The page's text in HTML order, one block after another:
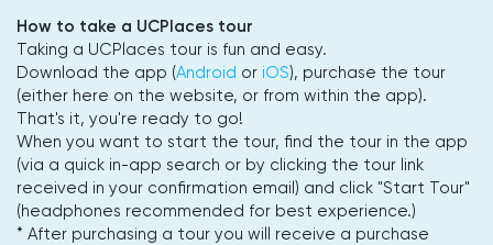
How to take a UCPlaces tour
Taking a UCPlaces tour is fun and easy.
Download the app (Android or iOS), purchase the tour
(either here on the website, or from within the app).
That's it, you're ready to go!
When you want to start the tour, find the tour in the app
(via a quick in-app search or by clicking the tour link
received in your confirmation email) and click "Start Tour"
(headphones recommended for best experience.)
* After purchasing a tour you will receive a purchase